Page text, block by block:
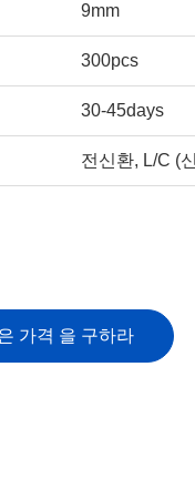
9mm
300pcs
30-45days
전신환, L/C (
가격 을 구하라